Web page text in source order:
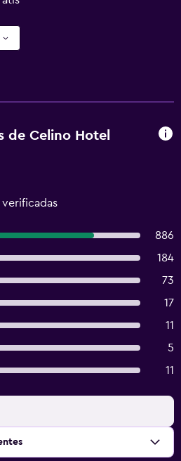
de Celino Hotel
verificadas
886
184
73
17
11
5
11